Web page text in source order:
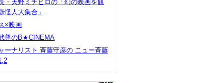
・天野ミチヒロの「幻の映画を観
怪人大集合」
×映画
尊のB★CINEMA
ーナリスト 斉藤守彦の ニュー斉藤